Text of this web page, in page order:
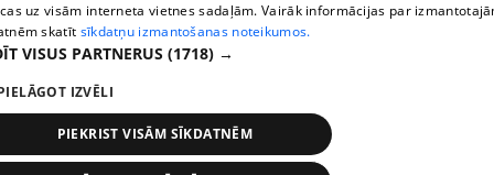
Helio Media
Служба помощи портала: э-почта -
All rights reserved.
uz visām interneta vietnes sadaļām. Vairāk informācijas par
skatīt sīkdatņu izmantošanas noteikumos.
VISUS PARTNERUS (1718) →
IZVĒLI
PIEKRIST VISĀM SĪKDATNĒM